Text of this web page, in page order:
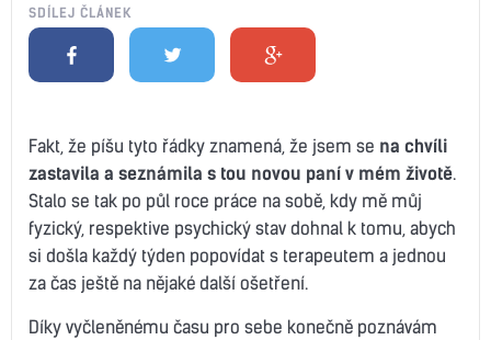
SDÍLEJ ČLÁNEK
Fakt, že píšu tyto řádky znamená, že jsem se na chvíli
zastavila a seznámila s tou novou paní v mém životě.
Stalo se tak po půl roce práce na sobě, kdy mě můj
fyzický, respektive psychický stav dohnal k tomu, abych
si došla každý týden popovídat s terapeutem a jednou
za čas ještě na nějaké další ošetření.
Díky vyčleněnému času pro sebe konečně poznávám